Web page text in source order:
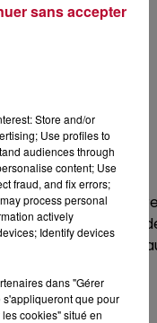
en ligne de
au reste
la veille. De 2 à 7°
et 12°C à Sète.
Store and/or
Use profiles to
audiences through
content; Use
fraud, and fix errors;
process personal
actively
Identify devices
dans "Gérer
s'appliqueront que pour
cookies" situé en
sans accepter